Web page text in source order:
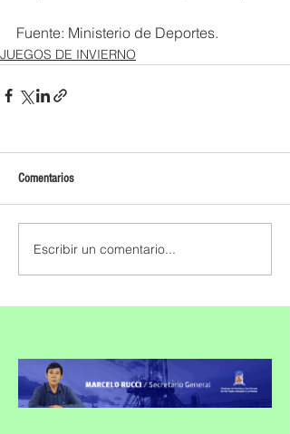
Fuente: Ministerio de Deportes.
JUEGOS DE INVIERNO
Comentarios
Escribir un comentario...